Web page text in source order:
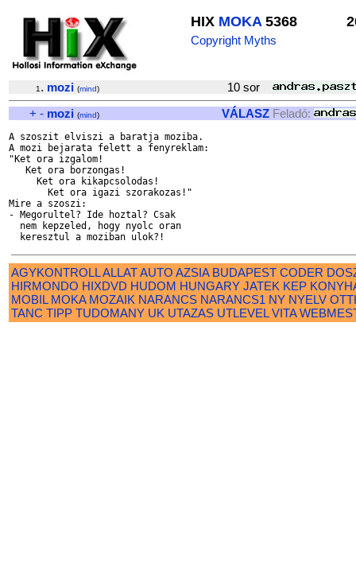
HIX MOKA5368
Copyright Myths
1 . mozi (mind)
10 sor
+ - mozi (mind) VÁLASZ Feladó:
A szoszit elviszi a baratja moziba.
A mozi bejarata felett a fenyreklam:
"Ket ora izgalom!
   Ket ora borzongas!
     Ket ora kikapcsolodas!
       Ket ora igazi szorakozas!"
Mire a szoszi:
- Megorultel? Ide hoztal? Csak
  nem kepzeled, hogy nyolc oran
AGYKONTROLLALLATAUTO AZSIA BUDAPEST CODER
HIRMONDO HIXDVD HUDOM HUNGARY JATEK KEP
MOBIL MOKA MOZAIK NARANCS NARANCS1 NY NYELV
TANC TIPP TUDOMANY UK UTAZAS UTLEVEL VITA